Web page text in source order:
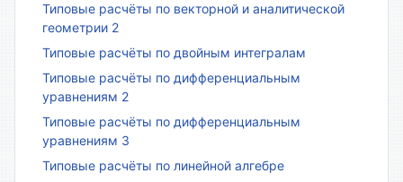
Типовые расчёты по векторной и аналитической
геометрии 2
Типовые расчёты по двойным интегралам
Типовые расчёты по дифференциальным
уравнениям 2
Типовые расчёты по дифференциальным
уравнениям 3
Типовые расчёты по линейной алгебре